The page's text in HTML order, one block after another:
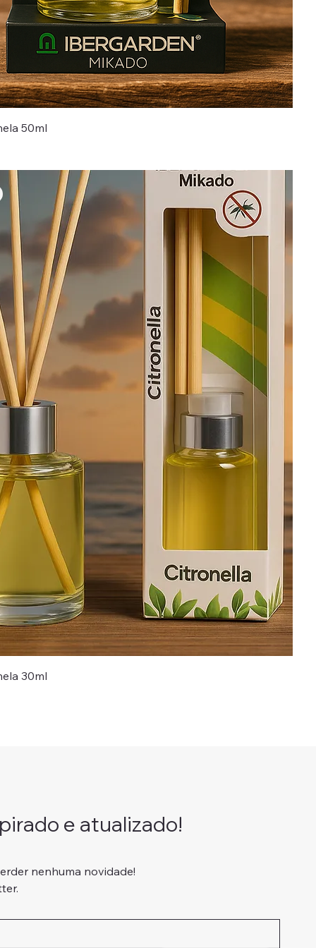
50ml
30ml
e atualizado!
nenhuma novidade!